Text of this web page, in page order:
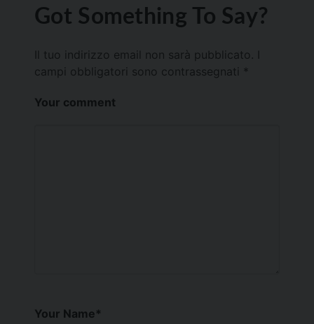
Got Something To Say?
Il tuo indirizzo email non sarà pubblicato.
campi obbligatori sono contrassegnati *
Your comment
Your Name*